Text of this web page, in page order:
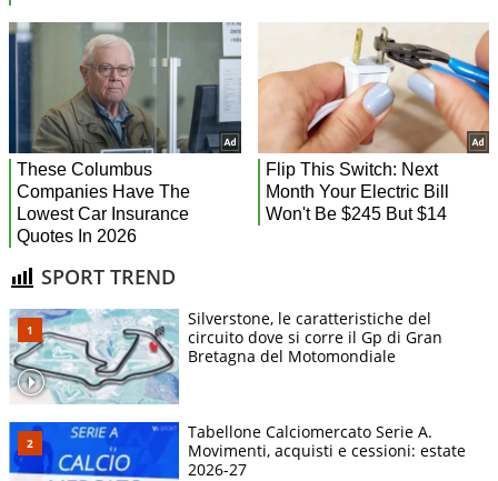
SPORT TREND
Silverstone, le caratteristiche del
circuito dove si corre il Gp di Gran
Bretagna del Motomondiale
Tabellone Calciomercato Serie A.
Movimenti, acquisti e cessioni: estate
2026-27